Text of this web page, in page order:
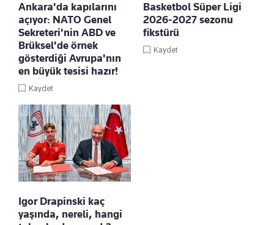
Ankara'da kapılarını
açıyor: NATO Genel
Sekreteri'nin ABD ve
Brüksel'de örnek
gösterdiği Avrupa'nın
en büyük tesisi hazır!
Kaydet
Basketbol Süper Ligi
2026-2027 sezonu
fikstürü
Kaydet
Igor Drapinski kaç
yaşında, nereli, hangi